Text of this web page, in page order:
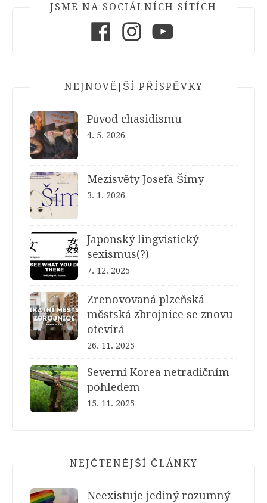
JSME NA SOCIÁLNÍCH SÍTÍCH
NEJNOVĚJŠÍ PŘÍSPĚVKY
Původ chasidismu
4. 5. 2026
Mezisvěty Josefa Šímy
3. 1. 2026
Japonský lingvistický
sexismus(?)
7. 12. 2025
Zrenovovaná plzeňská
městská zbrojnice se znovu
otevírá
26. 11. 2025
Severní Korea netradičním
pohledem
15. 11. 2025
NEJČTENĚJŠÍ ČLÁNKY
Neexistuje jediný rozumný